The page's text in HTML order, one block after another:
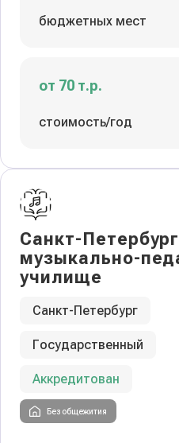
бюджетных мест
от 70 т.р.
стоимость/год
Санкт-
музыкально-
училище
Санкт-Петербург
Государственный
Аккредитован
Без общежития